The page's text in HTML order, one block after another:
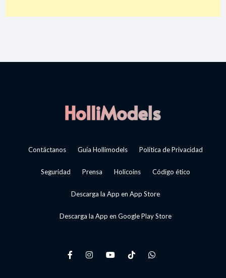
Contáctanos Guía Hollimodels Política de Privacidad
Seguridad Prensa Holicoins Código ético
Descarga la App en App Store
Descarga la App en Google Play Store